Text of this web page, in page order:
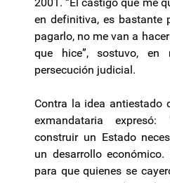
en definitiva, es bastante
pagarlo, no me van a
que hice”, sostuvo, en
persecución judicial.
Contra la idea antiestado
exmandataria
construir un Estado
un desarrollo
para que quienes se